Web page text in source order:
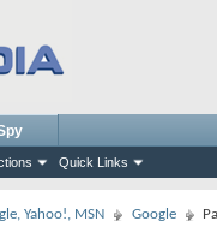
Quick Links
Yahoo!, MSN Google